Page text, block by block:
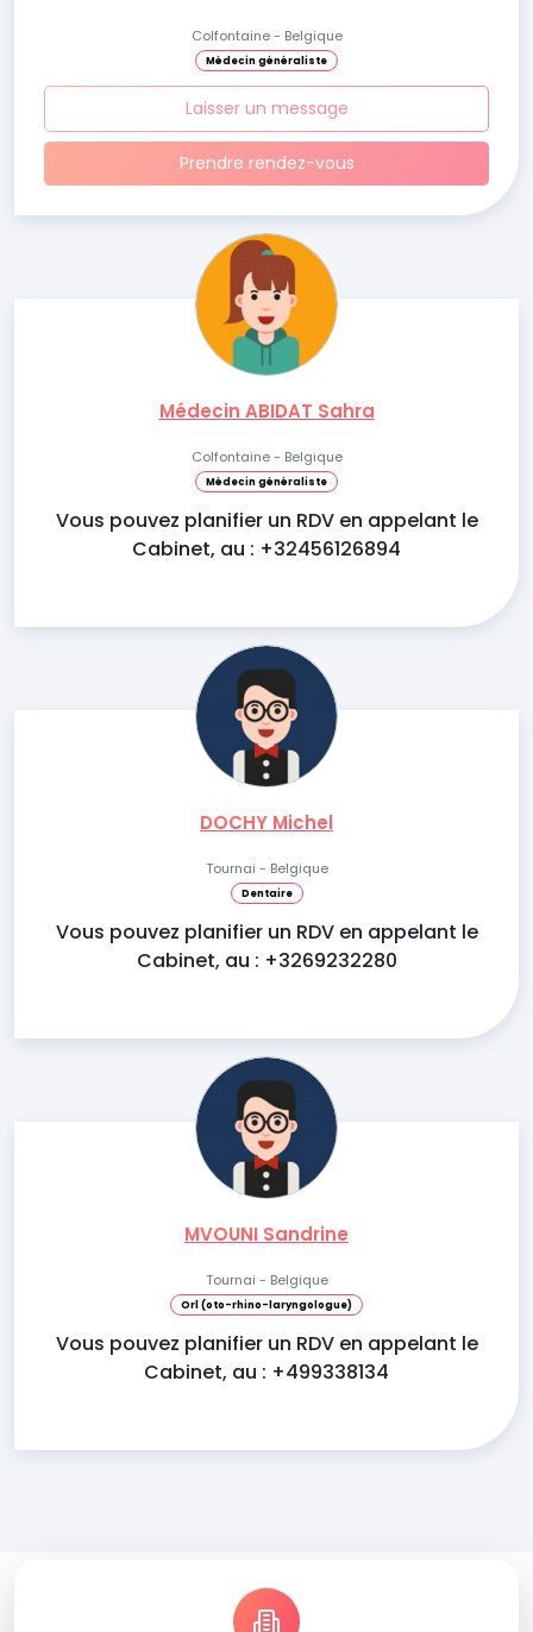
Colfontaine - Belgique
Médecin généraliste
Laisser un message
Prendre rendez-vous
Médecin ABIDAT Sahra
Colfontaine - Belgique
Médecin généraliste
Vous pouvez planifier un RDV en appelant le
Cabinet, au : +32456126894
DOCHY Michel
Tournai - Belgique
Dentaire
Vous pouvez planifier un RDV en appelant le
Cabinet, au : +3269232280
MVOUNI Sandrine
Tournai - Belgique
Orl (oto-rhino-laryngologue)
Vous pouvez planifier un RDV en appelant le
Cabinet, au : +499338134